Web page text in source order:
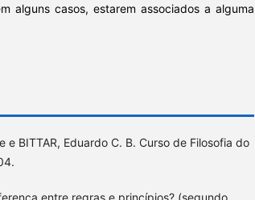
alguns casos, estarem associados a alguma
e BITTAR, Eduardo C. B. Curso de Filosofia do
entre regras e princípios? (segundo